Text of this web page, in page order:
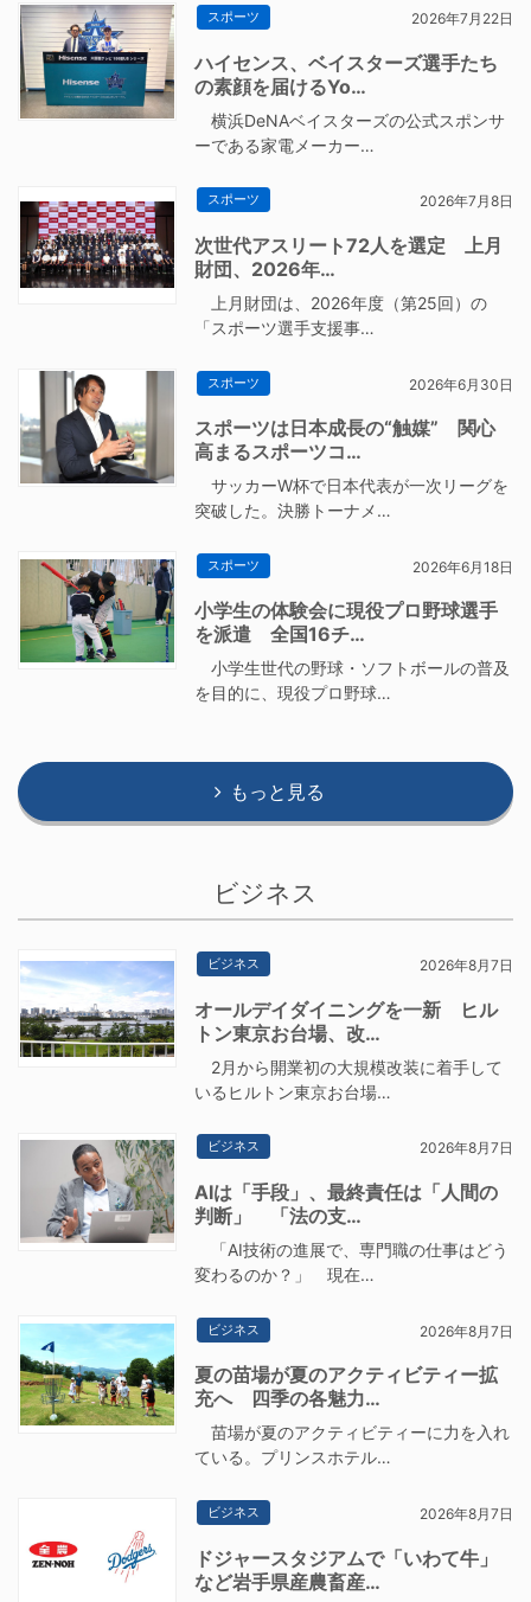
スポーツ 2026年7月22日
ハイセンス、ベイスターズ選手たち
の素顔を届けるYo…
横浜DeNAベイスターズの公式スポンサ
ーである家電メーカー…
スポーツ 2026年7月8日
次世代アスリート72人を選定 上月
財団、2026年…
上月財団は、2026年度（第25回）の
「スポーツ選手支援事…
スポーツ 2026年6月30日
スポーツは日本成長の“触媒” 関心
高まるスポーツコ…
サッカーW杯で日本代表が一次リーグを
突破した。決勝トーナメ…
スポーツ 2026年6月18日
小学生の体験会に現役プロ野球選手
を派遣 全国16チ…
小学生世代の野球・ソフトボールの普及
を目的に、現役プロ野球…
もっと見る
ビジネス
ビジネス 2026年8月7日
オールデイダイニングを一新 ヒル
トン東京お台場、改…
2月から開業初の大規模改装に着手して
いるヒルトン東京お台場…
ビジネス 2026年8月7日
AIは「手段」、最終責任は「人間の
判断」 「法の支…
「AI技術の進展で、専門職の仕事はどう
変わるのか？」 現在…
ビジネス 2026年8月7日
夏の苗場が夏のアクティビティー拡
充へ 四季の各魅力…
苗場が夏のアクティビティーに力を入れ
ている。プリンスホテル…
ビジネス 2026年8月7日
ドジャースタジアムで「いわて牛」
など岩手県産農畜産…